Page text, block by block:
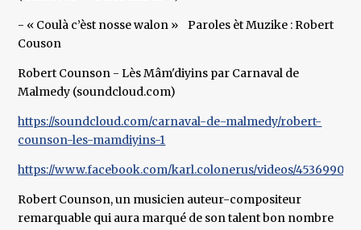
- « Coulà c’èst nosse walon » Paroles èt Muzike : Robert
Couson
Robert Counson - Lès Mâm'diyins par Carnaval de
Malmedy (soundcloud.com)
https://soundcloud.com/carnaval-de-malmedy/robert-
counson-les-mamdiyins-1
https://www.facebook.com/karl.colonerus/videos/
Robert Counson, un musicien auteur-compositeur
remarquable qui aura marqué de son talent bon nombre